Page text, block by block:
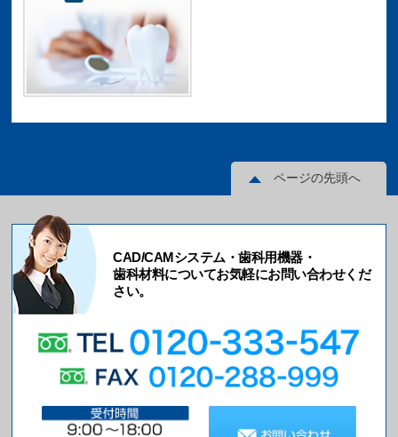
ページの先頭へ
CAD/CAMシステム・歯科用機器・
歯科材料についてお気軽にお問い合わせくだ
さい。